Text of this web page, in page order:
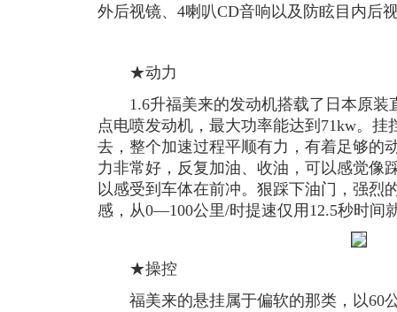
外后视镜、4喇叭CD音响以及防眩目内后
★动力
1.6升福美来的发动机搭载了日本原装
点电喷发动机，最大功率能达到71kw。挂
去，整个加速过程平顺有力，有着足够的
力非常好，反复加油、收油，可以感觉像
以感受到车体在前冲。狠踩下油门，强烈
感，从0—100公里/时提速仅用12.5秒时间
★操控
福美来的悬挂属于偏软的那类，以60